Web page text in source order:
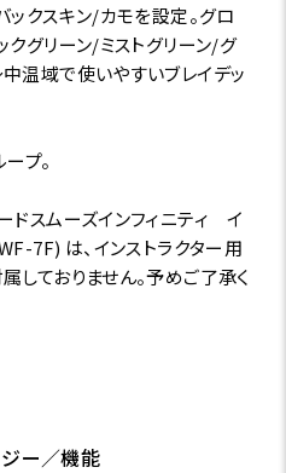
クスキン/カモを設定。グロ
クグリーン/ミストグリーン/グ
温域で使いやすいブレイデッ
プ。
スムーズインフィニティ イ
7F) は、インストラクター用
しておりません。予めご了承く
ー／機能